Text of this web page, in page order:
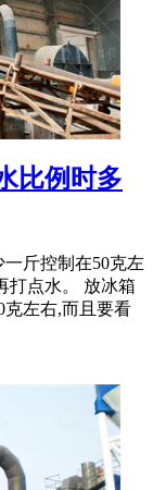
比例时多
斤控制在50克左
打点水。 放冰箱
克左右,而且要看